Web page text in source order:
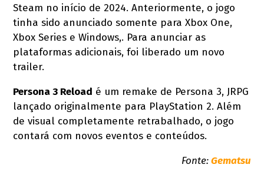
Steam no início de 2024. Anteriormente, o jogo
tinha sido anunciado somente para Xbox One,
Xbox Series e Windows,. Para anunciar as
plataformas adicionais, foi liberado um novo
trailer.
Persona 3 Reload é um remake de Persona 3, JRPG
lançado originalmente para PlayStation 2. Além
de visual completamente retrabalhado, o jogo
contará com novos eventos e conteúdos.
Fonte:Gematsu